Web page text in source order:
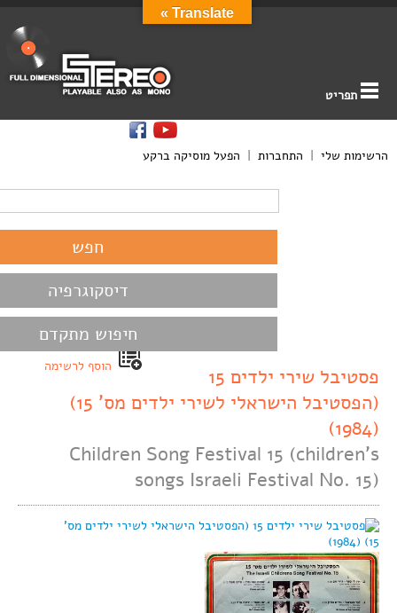
תפריט
הרשימות שלי | התחברות | הפעל מוסיקה ברקע
דיסקוגרפיה
חיפוש מתקדם
הוסף לרשימה
פסטיבל שירי ילדים 15
(הפסטיבל הישראלי לשירי ילדים מס’ 15)
(1984)
Children Song Festival 15 (children’s
songs Israeli Festival No. 15)
Translate »